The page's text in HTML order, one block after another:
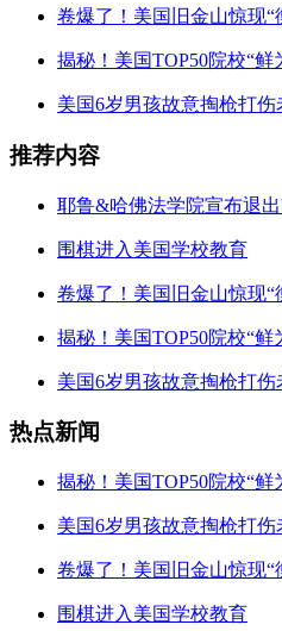
卷爆了！美国旧金山惊现“
揭秘！美国TOP50院校“鲜
美国6岁男孩故意掏枪打伤
推荐内容
耶鲁&哈佛法学院宣布退出
围棋进入美国学校教育
卷爆了！美国旧金山惊现“
揭秘！美国TOP50院校“鲜
美国6岁男孩故意掏枪打伤
热点新闻
揭秘！美国TOP50院校“鲜
美国6岁男孩故意掏枪打伤
卷爆了！美国旧金山惊现“
围棋进入美国学校教育